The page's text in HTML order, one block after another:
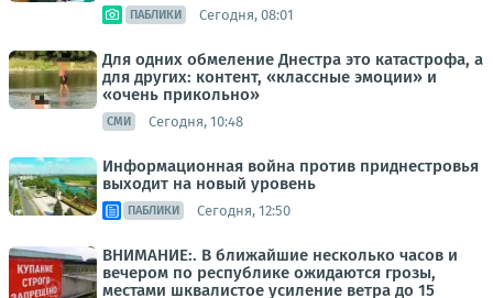
ПАБЛИКИ Сегодня, 08:01
Для одних обмеление Днестра это катастрофа, а
для других: контент, «классные эмоции» и
«очень прикольно»
СМИ Сегодня, 10:48
Информационная война против приднестровья
выходит на новый уровень
ПАБЛИКИ Сегодня, 12:50
ВНИМАНИЕ:. В ближайшие несколько часов и
вечером по республике ожидаются грозы,
местами шквалистое усиление ветра до 15